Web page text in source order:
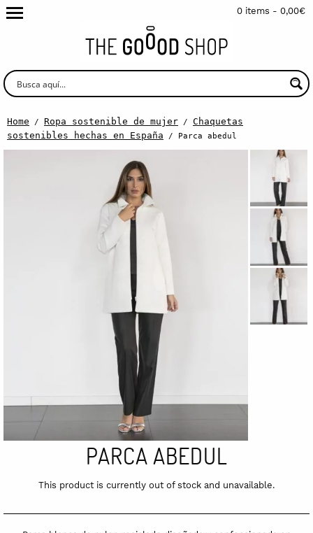
0 items - 0,00€
Home / Ropa sostenible de mujer / Chaquetas
sostenibles hechas en España / Parca abedul
PARCA ABEDUL
This product is currently out of stock and unavailable.